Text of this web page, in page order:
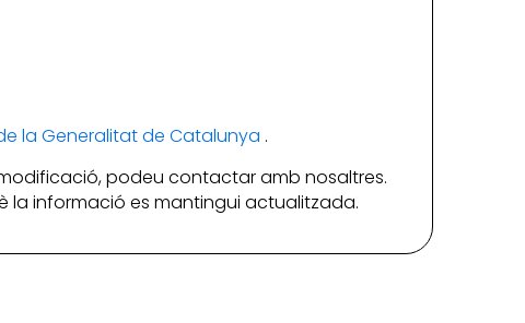
la Generalitat de Catalunya .
podeu contactar amb nosaltres.
la informació es mantingui actualitzada.